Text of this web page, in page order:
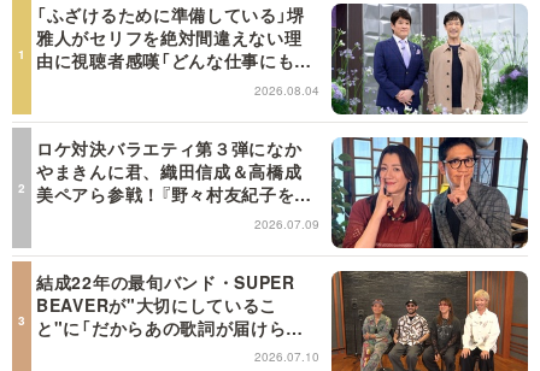
「ふざけるために準備している」堺
雅人がセリフを絶対間違えない理
由に視聴者感嘆「どんな仕事にも当
てはまる」【日曜日の初耳学】2026.08.04
ロケ対決バラエティ第３弾になか
やまきんに君、織田信成＆高橋成
美ペアら参戦！『野々村友紀子を黙
らせろ！』１２日（日）昼に放送！
2026.07.09
結成22年の最旬バンド・SUPER
BEAVERが"大切にしているこ
と"に「だからあの歌詞が届けられ
るんだ」共感の声＜日曜日の初耳学
2026.07.10